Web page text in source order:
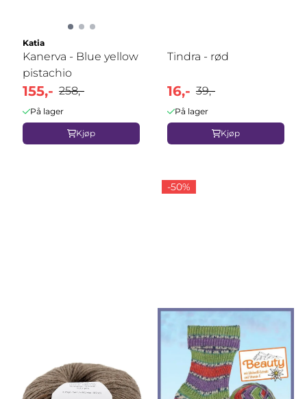
Katia
Kanerva - Blue yellow
pistachio
155,- 258,-
På lager
Kjøp
Tindra - rød
16,- 39,-
På lager
Kjøp
-50%